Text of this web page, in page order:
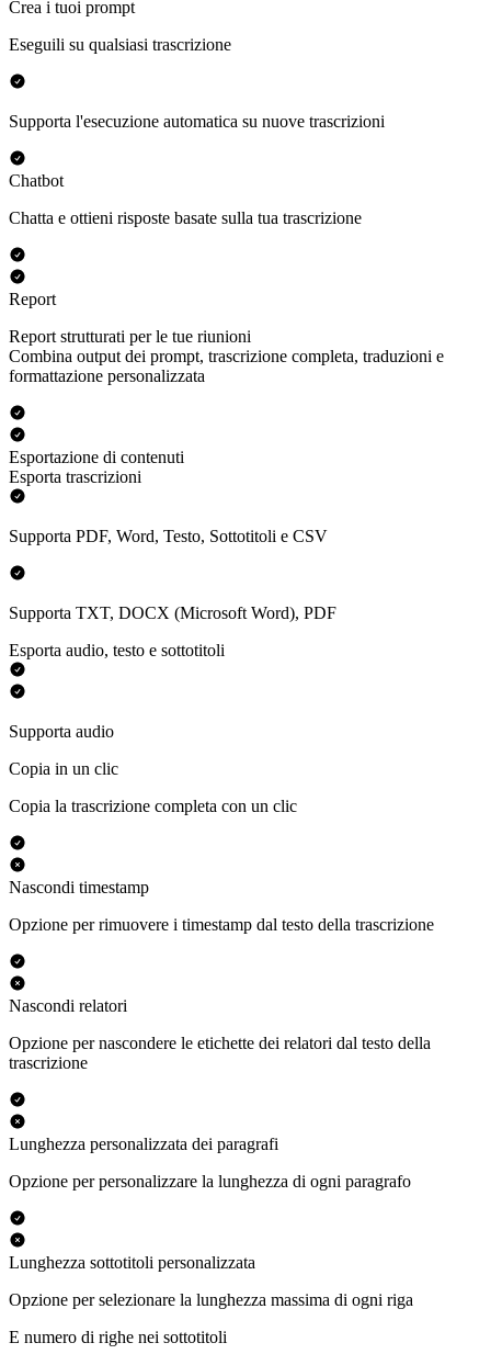
Crea i tuoi prompt
Eseguili su qualsiasi trascrizione
Supporta l'esecuzione automatica su nuove trascrizioni
Chatbot
Chatta e ottieni risposte basate sulla tua trascrizione
Report
Report strutturati per le tue riunioni
Combina output dei prompt, trascrizione completa, traduzioni e
formattazione personalizzata
Esportazione di contenuti
Esporta trascrizioni
Supporta PDF, Word, Testo, Sottotitoli e CSV
Supporta TXT, DOCX (Microsoft Word), PDF
Esporta audio, testo e sottotitoli
Supporta audio
Copia in un clic
Copia la trascrizione completa con un clic
Nascondi timestamp
Opzione per rimuovere i timestamp dal testo della trascrizione
Nascondi relatori
Opzione per nascondere le etichette dei relatori dal testo della
trascrizione
Lunghezza personalizzata dei paragrafi
Opzione per personalizzare la lunghezza di ogni paragrafo
Lunghezza sottotitoli personalizzata
Opzione per selezionare la lunghezza massima di ogni riga
E numero di righe nei sottotitoli